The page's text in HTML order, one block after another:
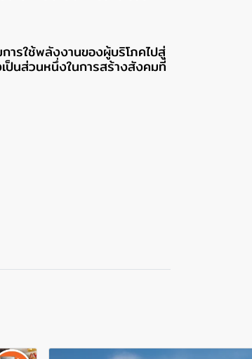
รใช้พลังงานของผู้บริโภคไปสู่
ป็นส่วนหนึ่งในการสร้างสังคมที่